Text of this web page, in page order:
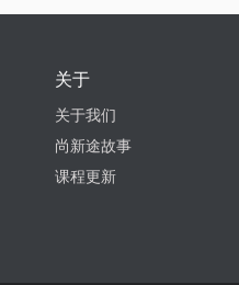
关于
关于我们
尚新途故事
课程更新